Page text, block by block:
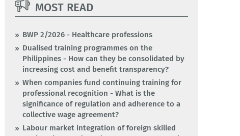
MOST READ
BWP 2/2026 - Healthcare professions
Dualised training programmes on the
Philippines - How can they be consolidated by
increasing cost and benefit transparency?
When companies fund continuing training for
professional recognition - What is the
significance of regulation and adherence to a
collective wage agreement?
Labour market integration of foreign skilled